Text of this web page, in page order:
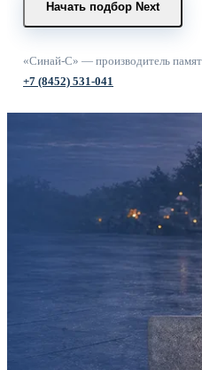
Начать подбор Next
«Синай-С» — производитель
+7 (8452) 531-041